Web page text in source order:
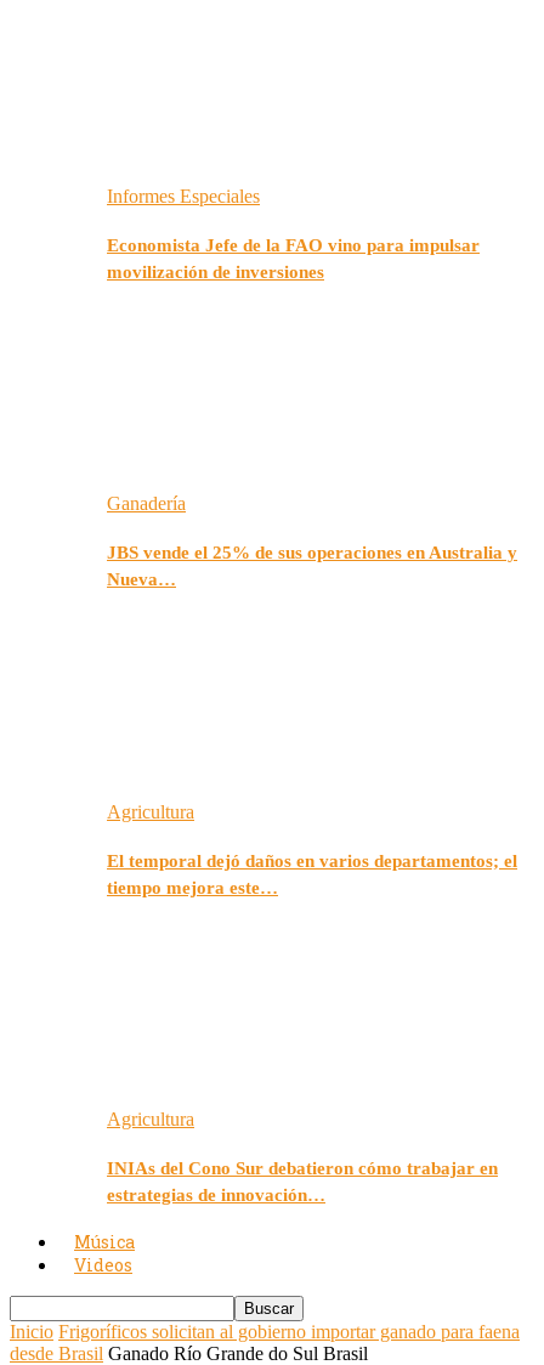
Informes Especiales
Economista Jefe de la FAO vino para impulsar
movilización de inversiones
Ganadería
JBS vende el 25% de sus operaciones en Australia y
Nueva…
Agricultura
El temporal dejó daños en varios departamentos; el
tiempo mejora este…
Agricultura
INIAs del Cono Sur debatieron cómo trabajar en
estrategias de innovación…
Música
Videos
Inicio Frigoríficos solicitan al gobierno importar ganado para faena
desde Brasil Ganado Río Grande do Sul Brasil